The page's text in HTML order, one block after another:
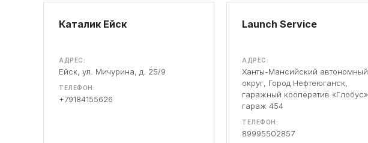
Каталик Ейск
АДРЕС:
Ейск, ул. Мичурина, д. 25/9
ТЕЛЕФОН:
+79184155626
Launch Service
АДРЕС:
Ханты-Мансийский автономный
округ, Город Нефтеюганск,
гаражный кооператив «Глобус»
гараж 454
ТЕЛЕФОН:
89995502857